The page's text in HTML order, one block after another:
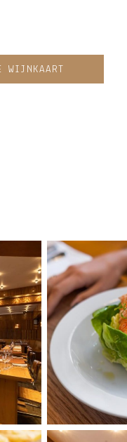
WIJNKAART